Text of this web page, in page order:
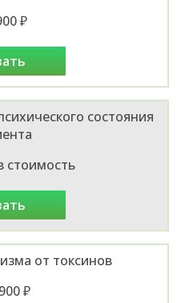
₽
состояния
стоимость
от токсинов
₽